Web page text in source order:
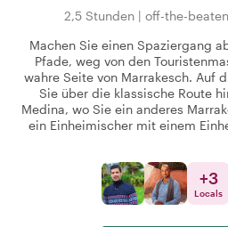
2,5 Stunden | off-the-
Machen Sie einen Spaziergang
Pfade, weg von den
wahre Seite von Marrakesch. Auf
Sie über die klassische Route
Medina, wo Sie ein anderes
ein Einheimischer mit einem
+3
Locals